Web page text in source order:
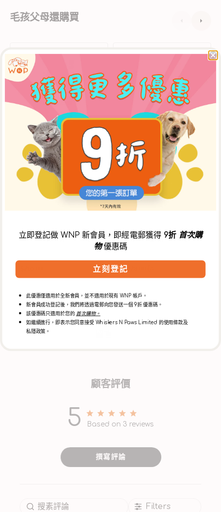
毛孩父母還購買
地
狗
窩
草地狗窩滅蚤滅牛蜱噴霧
價
配
方
去
漬
臭
狗隻配方去漬除臭噴霧
定
價
$128.00 起
顧客評價
5 5 out of 5 stars 3 total reviews
Based on 3 reviews
撰寫評論
Filters
立即登記做 WNP 新會員，即經電郵獲得 9折 首次購
物優惠碼
立刻登記
此優惠僅適用於全新會員，並不適用於現有 WNP 帳戶。
新會員成功登記後，我們將透過電郵向您發送一個 9折 優惠碼。
該優惠碼只適用於您的 首次購物。
如繼續進行，即表示您同意接受 Whiskers N Paws Limited 的使用條款及
私隱政策。